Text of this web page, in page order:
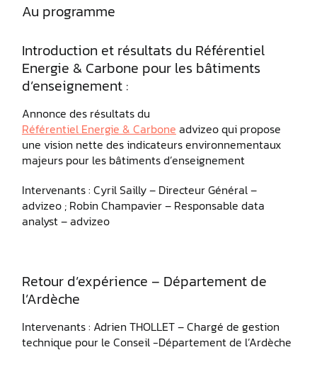
Au programme
Introduction et résultats du Référentiel
Energie & Carbone pour les bâtiments
d’enseignement :
Annonce des résultats du
Référentiel Energie & Carbone advizeo qui propose
une vision nette des indicateurs environnementaux
majeurs pour les bâtiments d’enseignement
Intervenants : Cyril Sailly – Directeur Général –
advizeo ; Robin Champavier – Responsable data
analyst – advizeo
Retour d’expérience – Département de
l’Ardèche
Intervenants : Adrien THOLLET – Chargé de gestion
technique pour le Conseil -Département de l’Ardèche